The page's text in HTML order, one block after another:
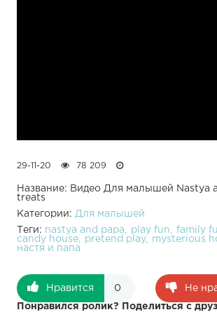
29-11-20 78 209
Название: Видео Для малышей Nastya
treats
Категории: Для малышей
Теги: nastya and papa play fun family
candy house
pretend play mysterious
настя и папа
Нравится 0 Не
Понравился ролик? Поделиться с